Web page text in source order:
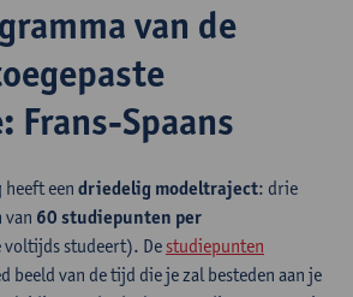
van de
Frans-Spaans
een driedelig modeltraject: drie
van 60 studiepunten per
voltijds studeert). De studiepunten
beeld van de tijd die je zal besteden aan je